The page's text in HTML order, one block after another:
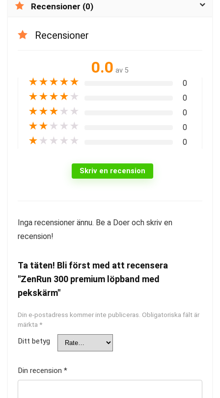
Recensioner (0)
Recensioner
0.0 av 5
★★★★★ 0
★★★★ ★ 0
★★★ ★ ★ 0
★★ ★ ★ ★ 0
★ ★ ★ ★ ★ 0
Skriv en recension
Inga recensioner ännu. Be a Doer och skriv en
recension!
Ta täten! Bli först med att recensera
"ZenRun 300 premium löpband med
pekskärm"
Din e-postadress kommer inte publiceras. Obligatoriska fält är
märkta *
Ditt betyg
Din recension *